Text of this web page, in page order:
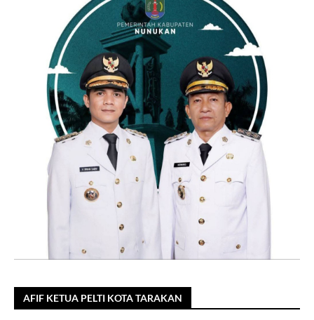
AFIF KETUA PELTI KOTA TARAKAN